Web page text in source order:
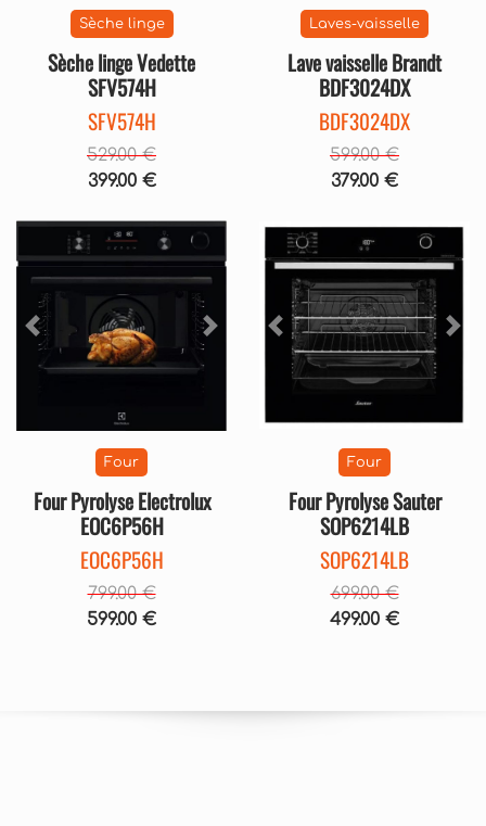
Sèche linge
Sèche linge Vedette
SFV574H
SFV574H
529.00 €
399.00 €
Laves-vaisselle
Lave vaisselle Brandt
BDF3024DX
BDF3024DX
599.00 €
379.00 €
Précédent Suivant
Four
Four Pyrolyse Electrolux
EOC6P56H
EOC6P56H
799.00 €
599.00 €
Précédent
Four
Four Pyrolyse Sauter
SOP6214LB
SOP6214LB
699.00 €
499.00 €